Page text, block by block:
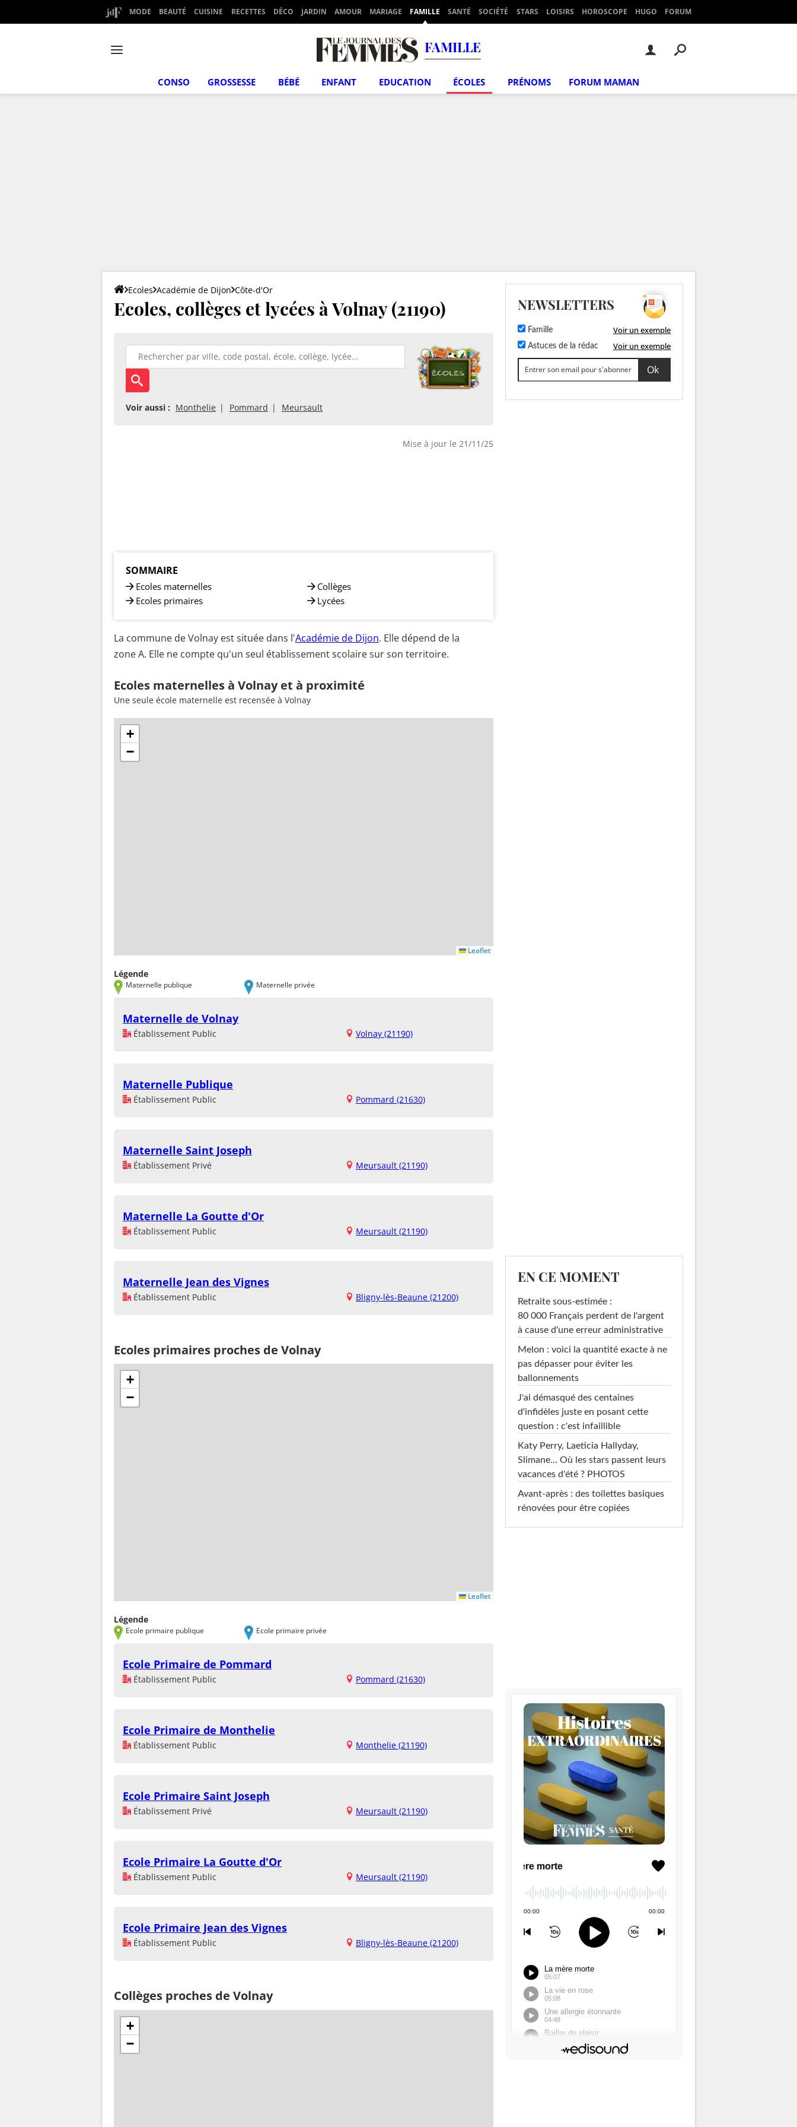
MODE BEAUTÉ CUISINE RECETTES DÉCO JARDIN AMOUR MARIAGE FAMILLE SANTÉ SOCIÉTÉ STARS LOISIRS HOROSCOPE HUGO FORUM
FAMILLE
CONSO GROSSESSE BÉBÉ ENFANT EDUCATION ÉCOLES PRÉNOMS FORUM MAMAN
Ecoles Académie de Dijon Côte-d'Or
Ecoles, collèges et lycées à Volnay (21190)
Voir aussi : Monthelie Pommard Meursault
Mise à jour le 21/11/25
SOMMAIRE
Ecoles maternelles
Ecoles primaires
Collèges
Lycées
La commune de Volnay est située dans l'Académie de Dijon. Elle dépend de la
zone A. Elle ne compte qu'un seul établissement scolaire sur son territoire.
Ecoles maternelles à Volnay et à proximité
Une seule école maternelle est recensée à Volnay
+
−
Leaflet
Légende
Maternelle publique Maternelle privée
Maternelle de Volnay
Établissement Public Volnay (21190)
Maternelle Publique
Établissement Public Pommard (21630)
Maternelle Saint Joseph
Établissement Privé Meursault (21190)
Maternelle La Goutte d'Or
Établissement Public Meursault (21190)
Maternelle Jean des Vignes
Établissement Public Bligny-lès-Beaune (21200)
Ecoles primaires proches de Volnay
+
−
Leaflet
Légende
Ecole primaire publique Ecole primaire privée
Ecole Primaire de Pommard
Établissement Public Pommard (21630)
Ecole Primaire de Monthelie
Établissement Public Monthelie (21190)
Ecole Primaire Saint Joseph
Établissement Privé Meursault (21190)
Ecole Primaire La Goutte d'Or
Établissement Public Meursault (21190)
Ecole Primaire Jean des Vignes
Établissement Public Bligny-lès-Beaune (21200)
Collèges proches de Volnay
+
−
NEWSLETTERS
Famille Voir un exemple
Astuces de la rédac Voir un exemple
EN CE MOMENT
Retraite sous-estimée :
80 000 Français perdent de l'argent
à cause d'une erreur administrative
Melon : voici la quantité exacte à ne
pas dépasser pour éviter les
ballonnements
J'ai démasqué des centaines
d'infidèles juste en posant cette
question : c'est infaillible
Katy Perry, Laeticia Hallyday,
Slimane... Où les stars passent leurs
vacances d'été ? PHOTOS
Avant-après : des toilettes basiques
rénovées pour être copiées